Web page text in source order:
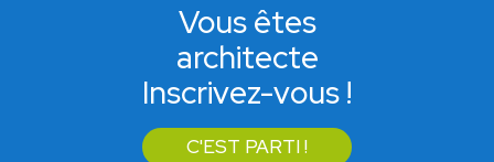
Vous êtes
architecte
Inscrivez-vous !
C'EST PARTI !